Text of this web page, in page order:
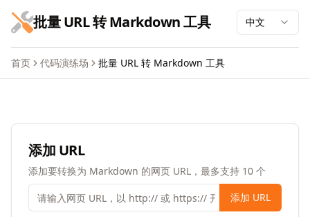
跳到主要内容
批量 URL 转 Markdown 工具 中文
首页 代码演练场 批量 URL 转 Markdown 工具
添加 URL
添加要转换为 Markdown 的网页 URL，最多支持 10 个
添加 URL